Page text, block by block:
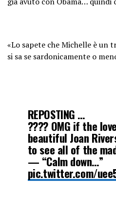
«Lo sapete che Michelle è un
si sa se sardonicamente o
REPOSTING …
???? OMG if the
beautiful Joan
to see all of the
— “Calm down…”
pic.twitter.com/